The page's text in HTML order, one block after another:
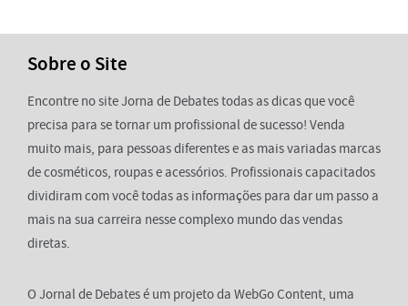
Sobre o Site
Encontre no site Jorna de Debates todas as dicas que você
precisa para se tornar um profissional de sucesso! Venda
muito mais, para pessoas diferentes e as mais variadas marcas
de cosméticos, roupas e acessórios. Profissionais capacitados
dividiram com você todas as informações para dar um passo a
mais na sua carreira nesse complexo mundo das vendas
diretas.
O Jornal de Debates é um projeto da WebGo Content, uma